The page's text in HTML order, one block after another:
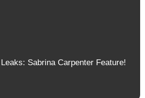
Sabrina Carpenter Feature!